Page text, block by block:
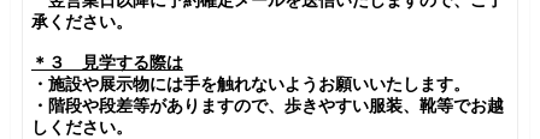
承ください。
＊３ 見学する際は
・施設や展示物には手を触れないようお願いいたします。
・階段や段差等がありますので、歩きやすい服装、靴等でお越
しください。